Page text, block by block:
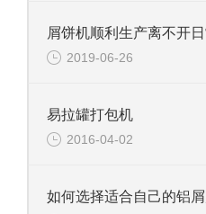
2019-06-26
易拉罐打包机
2016-04-02